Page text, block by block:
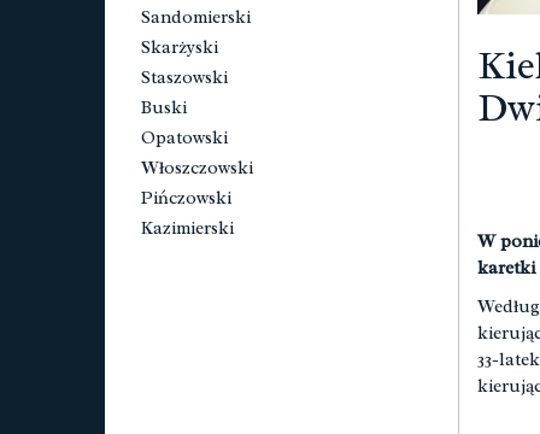
W
karetki
33-
Sandomierski
Skarżyski
Staszowski
Buski
Opatowski
Włoszczowski
Pińczowski
Kazimierski